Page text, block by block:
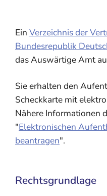
Ein Verzeichnis der
Bundesrepublik
das Auswärtige Amt
Sie erhalten den
Scheckkarte mit
Nähere Informationen
"Elektronischen
beantragen".
Rechtsgrundlage